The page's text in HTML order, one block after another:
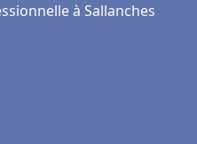
à Sallanches